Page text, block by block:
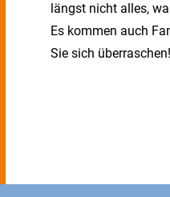
längst nicht alles,
Es kommen auch
Sie sich überraschen!